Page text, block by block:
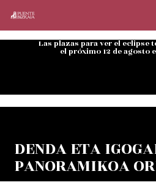
Las plazas para ver el eclipse
el próximo 12 de agosto
DENDA ETA
PANORAMIKOA